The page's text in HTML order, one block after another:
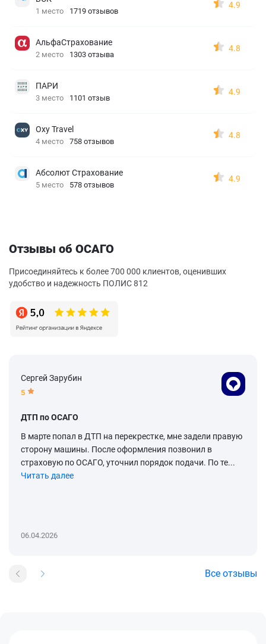
1 место 1719 отзывов
4.9
АльфаСтрахование
2 место 1303 отзыва
4.8
ПАРИ
3 место 1101 отзыв
4.9
Oxy Travel
4 место 758 отзывов
4.8
Абсолют Страхование
5 место 578 отзывов
4.9
Отзывы об ОСАГО
Присоединяйтесь к более 700 000 клиентов, оценивших
удобство и надежность ПОЛИС 812
Сергей Зарубин
5
ДТП по ОСАГО
В марте попал в ДТП на перекрестке, мне задели правую
сторону машины. После оформления позвонил в
страховую по ОСАГО, уточнил порядок подачи. По те...
Читать далее
06.04.2026
Все отзывы